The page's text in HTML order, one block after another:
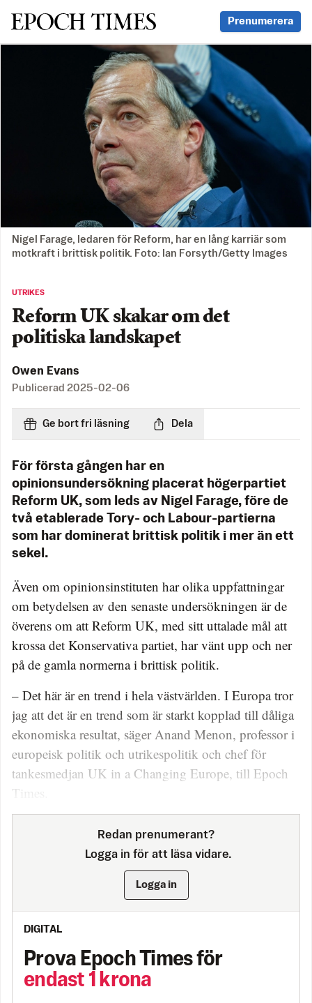
Svenska Epoch Times Prenumerera
Nigel Farage, ledaren för Reform, har en lång karriär som
motkraft i brittisk politik. Foto: Ian Forsyth/Getty Images
UTRIKES
Reform UK skakar om det
politiska landskapet
Owen Evans
Publicerad 2025-02-06
Ge bort fri läsning Dela
För första gången har en
opinionsundersökning placerat högerpartiet
Reform UK, som leds av Nigel Farage, före de
två etablerade Tory- och Labour-partierna
som har dominerat brittisk politik i mer än ett
sekel.
Även om opinionsinstituten har olika uppfattningar
om betydelsen av den senaste undersökningen är de
överens om att Reform UK, med sitt uttalade mål att
krossa det Konservativa partiet, har vänt upp och ner
på de gamla normerna i brittisk politik.
– Det här är en trend i hela västvärlden. I Europa tror
jag att det är en trend som är starkt kopplad till dåliga
ekonomiska resultat, säger Anand Menon, professor i
europeisk politik och utrikespolitik och chef för
tankesmedjan UK in a Changing Europe, till Epoch
Times.
Redan prenumerant?
Logga in för att läsa vidare.
Logga in
DIGITAL
Prova Epoch Times för
endast 1 krona